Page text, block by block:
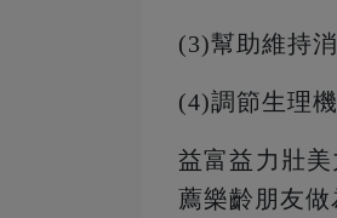
(3)幫助維持
(4)調節生理
益富益力壯
薦樂齡朋友做